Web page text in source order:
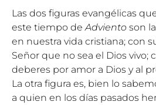
Las dos figuras evangélicas
este tiempo deAdviento son
en nuestra vida cristiana; con
Señor que no sea el Dios
deberes por amor a Dios y al
La otra figura es, bien lo
a quien en los días pasados